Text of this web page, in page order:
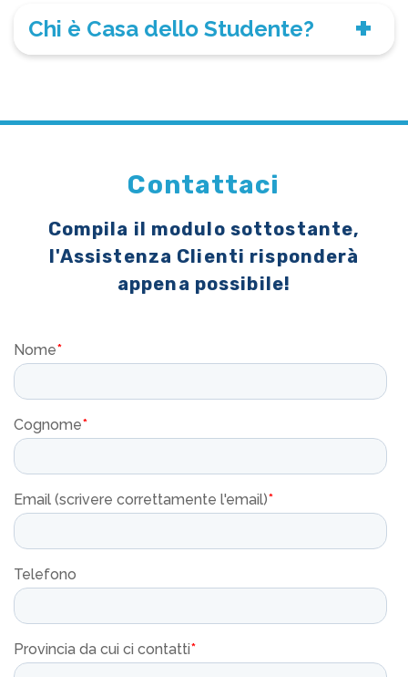
Chi è Casa dello Studente?
Contattaci
Compila il modulo sottostante,
l'Assistenza Clienti risponderà
appena possibile!